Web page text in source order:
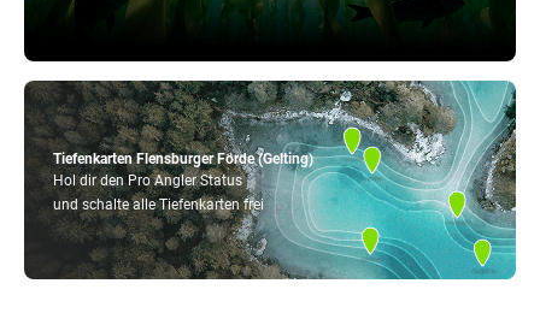
Tiefenkarten Flensburger Förde (Gelting)
Hol dir den Pro Angler Status
und schalte alle Tiefenkarten frei